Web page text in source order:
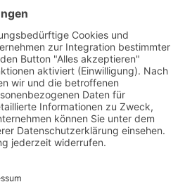
der Einheitlichen
gemäß § 185a SGB IX in
Mitteln des LWV Hessen
Projekt wird unter Einbindung
für Arbeit, Integration,
der Forschungsstelle des
Wirtschaft e. V.